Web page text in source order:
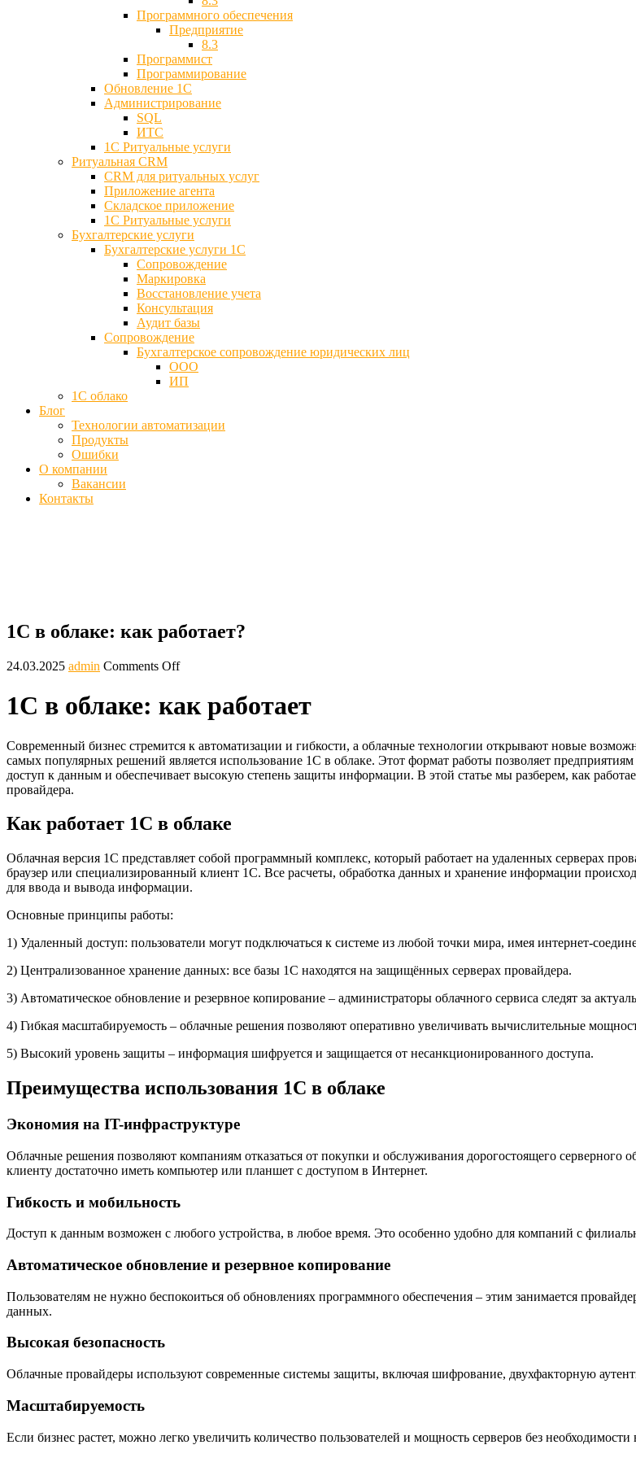
Программного обеспечения
Предприятие
8.3
Программист
Программирование
Обновление 1С
Администрирование
SQL
ИТС
1С Ритуальные услуги
Ритуальная CRM
CRM для ритуальных услуг
Приложение агента
Складское приложение
1С Ритуальные услуги
Бухгалтерские услуги
Бухгалтерские услуги 1С
Сопровождение
Маркировка
Восстановление учета
Консультация
Аудит базы
Cопровождение
Бухгалтерское сопровождение юридических лиц
ООО
ИП
1С облако
Блог
Технологии автоматизации
Продукты
Ошибки
О компании
Вакансии
Контакты
1С в облаке: как работает?
24.03.2025 admin Comments Off
1С в облаке: как работает
Современный бизнес стремится к автоматизации и гибкости, а облачные технологии открывают новые
самых популярных решений является использование 1С в облаке. Этот формат работы позволяет
доступ к данным и обеспечивает высокую степень защиты информации. В этой статье мы разберем, как
провайдера.
Как работает 1С в облаке
Облачная версия 1С представляет собой программный комплекс, который работает на удаленных серверах
браузер или специализированный клиент 1С. Все расчеты, обработка данных и хранение информации
для ввода и вывода информации.
Основные принципы работы:
1) Удаленный доступ: пользователи могут подключаться к системе из любой точки мира, имея интернет-
2) Централизованное хранение данных: все базы 1С находятся на защищённых серверах провайдера.
3) Автоматическое обновление и резервное копирование – администраторы облачного сервиса следят за
4) Гибкая масштабируемость – облачные решения позволяют оперативно увеличивать вычислительные
5) Высокий уровень защиты – информация шифруется и защищается от несанкционированного доступа.
Преимущества использования 1С в облаке
Экономия на IT-инфраструктуре
Облачные решения позволяют компаниям отказаться от покупки и обслуживания дорогостоящего
клиенту достаточно иметь компьютер или планшет с доступом в Интернет.
Гибкость и мобильность
Доступ к данным возможен с любого устройства, в любое время. Это особенно удобно для компаний с
Автоматическое обновление и резервное копирование
Пользователям не нужно беспокоиться об обновлениях программного обеспечения – этим занимается
данных.
Высокая безопасность
Облачные провайдеры используют современные системы защиты, включая шифрование, двухфакторную
Масштабируемость
Если бизнес растет, можно легко увеличить количество пользователей и мощность серверов без